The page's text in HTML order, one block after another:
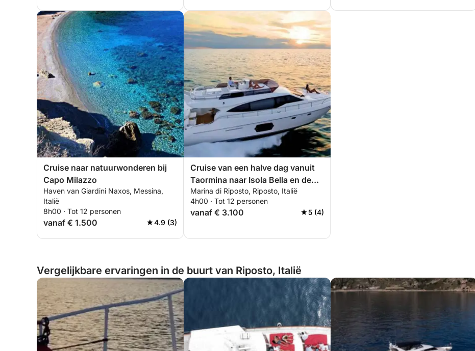
Cruise naar natuurwonderen bij
Capo Milazzo
Haven van Giardini Naxos, Messina,
Italië
8h00 · Tot 12 personen
vanaf € 1.500 4.9 (3)
Cruise van een halve dag vanuit
Taormina naar Isola Bella en de
grotten.
Marina di Riposto, Riposto, Italië
4h00 · Tot 12 personen
vanaf € 3.100 5 (4)
Vergelijkbare ervaringen in de buurt van Riposto, Italië